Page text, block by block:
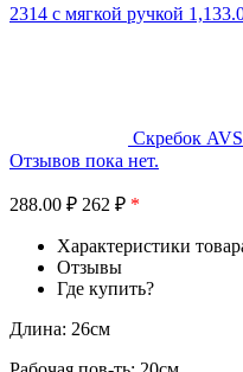
2314 с мягкой ручкой
Скребок
Отзывов пока нет.
288.00 ₽ 262 ₽ *
Характеристики
Отзывы
Где купить?
Длина: 26см